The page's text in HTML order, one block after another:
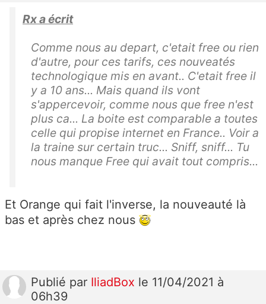
Rx a écrit
Comme nous au depart, c'etait free ou rien
d'autre, pour ces tarifs, ces nouveatés
technologique mis en avant.. C'etait free il
y a 10 ans... Mais quand ils vont
s'appercevoir, comme nous que free n'est
plus ca... La boite est comparable a toutes
celle qui propise internet en France.. Voir a
la traine sur certain truc... Sniff, sniff... Tu
nous manque Free qui avait tout compris...
Et Orange qui fait l'inverse, la nouveauté là
bas et après chez nous
Publié par IliadBox le 11/04/2021 à
06h39